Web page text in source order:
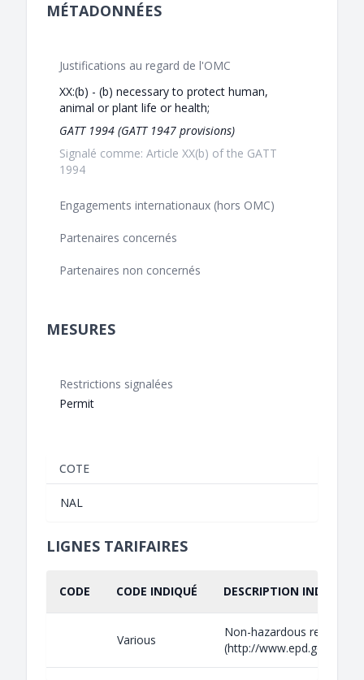
MÉTADONNÉES
Justifications au regard de l'OMC
XX:(b) - (b) necessary to protect human,
animal or plant life or health;
GATT 1994 (GATT 1947 provisions)
Signalé comme: Article XX(b) of the GATT
1994
Engagements internationaux (hors OMC)
Partenaires concernés
Partenaires non concernés
MESURES
Restrictions signalées
Permit
COTE
NAL
LIGNES TARIFAIRES
CODE CODE INDIQUÉ DESCRIPTION INDIQUÉE
Various
Non-hazardous
(http://www.epd.gov.hk/